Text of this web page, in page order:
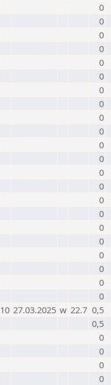
0
0
0
0
0
0
0
0
0
0
0
0
0
0
0
0
0
0
0
0
0
0
10 27.03.2025 w 22.7 0,5
0,5
0
0
0
0